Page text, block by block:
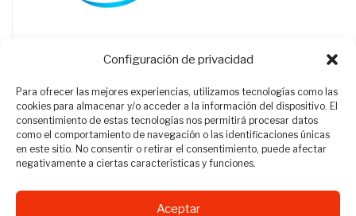
Configuración de privacidad
Para ofrecer las mejores experiencias, utilizamos tecnologías como las
cookies para almacenar y/o acceder a la información del dispositivo. El
consentimiento de estas tecnologías nos permitirá procesar datos
como el comportamiento de navegación o las identificaciones únicas
en este sitio. No consentir o retirar el consentimiento, puede afectar
negativamente a ciertas características y funciones.
Aceptar